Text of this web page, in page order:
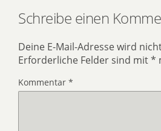
Schreibe einen
Deine E-Mail-Adresse wird
Erforderliche Felder sind mit*
Kommentar *